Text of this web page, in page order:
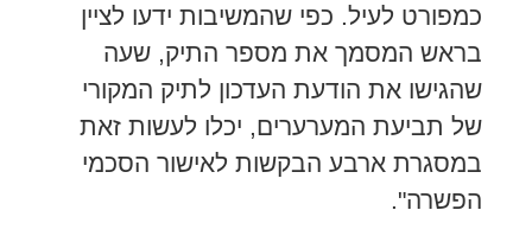
כמפורט לעיל. כפי שהמשיבות ידעו לציין
בראש המסמך את מספר התיק, שעה
שהגישו את הודעת העדכון לתיק המקורי
של תביעת המערערים, יכלו לעשות זאת
במסגרת ארבע הבקשות לאישור הסכמי
הפשרה".